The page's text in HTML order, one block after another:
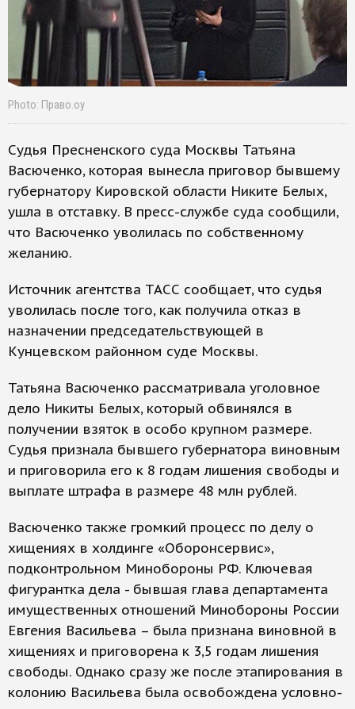
Photo: Право.оу
Судья Пресненского суда Москвы Татьяна
Васюченко, которая вынесла приговор бывшему
губернатору Кировской области Никите Белых,
ушла в отставку. В пресс-службе суда сообщили,
что Васюченко уволилась по собственному
желанию.
Источник агентства ТАСС сообщает, что судья
уволилась после того, как получила отказ в
назначении председательствующей в
Кунцевском районном суде Москвы.
Татьяна Васюченко рассматривала уголовное
дело Никиты Белых, который обвинялся в
получении взяток в особо крупном размере.
Судья признала бывшего губернатора виновным
и приговорила его к 8 годам лишения свободы и
выплате штрафа в размере 48 млн рублей.
Васюченко также громкий процесс по делу о
хищениях в холдинге «Оборонсервис»,
подконтрольном Минобороны РФ. Ключевая
фигурантка дела - бывшая глава департамента
имущественных отношений Минобороны России
Евгения Васильева – была признана виновной в
хищениях и приговорена к 3,5 годам лишения
свободы. Однако сразу же после этапирования в
колонию Васильева была освобождена условно-